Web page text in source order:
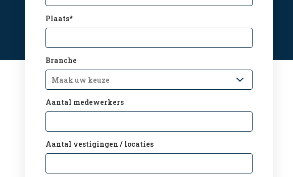
Plaats*
Branche
Aantal medewerkers
Aantal vestigingen / locaties